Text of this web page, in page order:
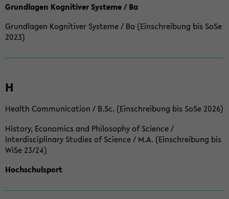
Grundlagen Kognitiver Systeme / Ba
Grundlagen Kognitiver Systeme / Ba (Einschreibung bis SoSe
2023)
H
Health Communication / B.Sc. (Einschreibung bis SoSe 2026)
History, Economics and Philosophy of Science /
Interdisciplinary Studies of Science / M.A. (Einschreibung bis
WiSe 23/24)
Hochschulsport